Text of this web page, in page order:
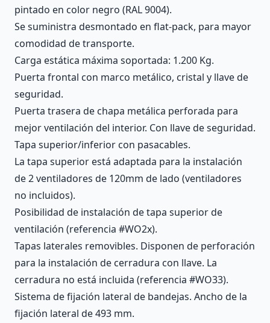
pintado en color negro (RAL 9004).
Se suministra desmontado en flat-pack, para mayor
comodidad de transporte.
Carga estática máxima soportada: 1.200 Kg.
Puerta frontal con marco metálico, cristal y llave de
seguridad.
Puerta trasera de chapa metálica perforada para
mejor ventilación del interior. Con llave de seguridad.
Tapa superior/inferior con pasacables.
La tapa superior está adaptada para la instalación
de 2 ventiladores de 120mm de lado (ventiladores
no incluidos).
Posibilidad de instalación de tapa superior de
ventilación (referencia #WO2x).
Tapas laterales removibles. Disponen de perforación
para la instalación de cerradura con llave. La
cerradura no está incluida (referencia #WO33).
Sistema de fijación lateral de bandejas. Ancho de la
fijación lateral de 493 mm.